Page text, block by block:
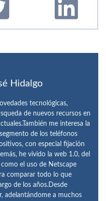
Hidalgo
tecnológicas,
de nuevos recursos en
me interesa la
de los teléfonos
con especial fijación
he vivido la web 1.0, del
el uso de Netscape
comparar todo lo que
de los años.Desde
adelantándome a muchos